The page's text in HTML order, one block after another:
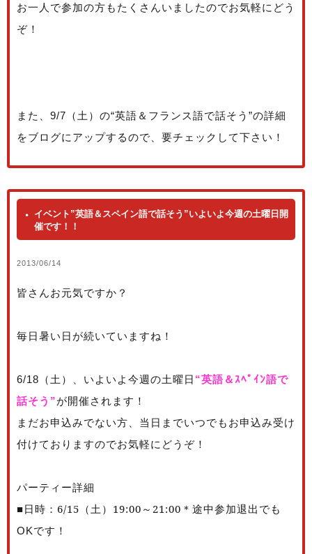
お一人で参加の方もたくさんいましたのでお気軽にどう
ぞ！
また、9/7（土）の“英語＆フランス語で話そう”の詳細
をブログにアップするので、要チェックして下さい！
イベント”英語＆スペイン語で話そう”いよいよ今週の土曜日開
催です！！
2013/06/14
皆さんお元気ですか？
毎日暑い日が続いていますね！
6/18（土）、いよいよ今週の土曜日 “英語＆ｽﾍﾟｲﾝ語で
話そう”が開催されます！
まだお申込みでない方、当日までいつでもお申込み受け
付けておりますのでお気軽にどうぞ！
パーティー詳細
■日時：6/15（土）19:00～21:00 ＊ 途中参加退出でも
OKです！